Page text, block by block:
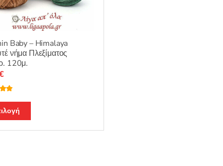
Baby – Himalaya
νήμα Πλεξίματος
120μ.
4.94
το
προϊόν